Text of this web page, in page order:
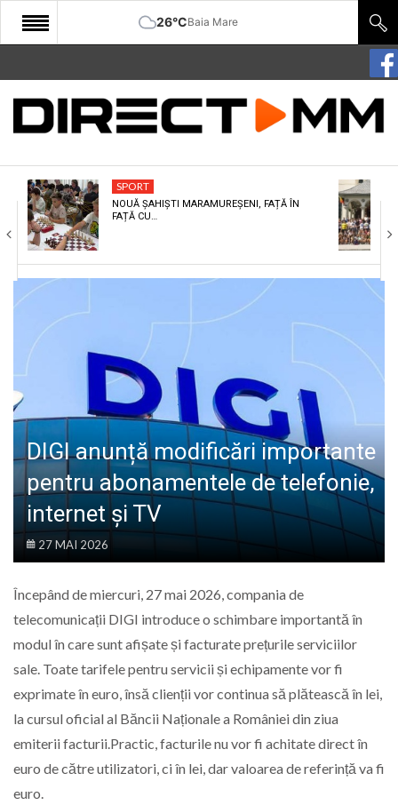
26°CBaia Mare
START
COMUNITATE
CULTURA
ECONOMIE
SANATATE
SPORT
NOUĂ ȘAHIȘTI MARAMUREȘENI, FAȚĂ ÎN
FAȚĂ CU…
DIGI anunță modificări importante
pentru abonamentele de telefonie,
internet și TV
27 MAI 2026
Începând de miercuri, 27 mai 2026, compania de
telecomunicații DIGI introduce o schimbare importantă în
modul în care sunt afișate și facturate prețurile serviciilor
sale. Toate tarifele pentru servicii și echipamente vor fi
exprimate în euro, însă clienții vor continua să plătească în lei,
la cursul oficial al Băncii Naționale a României din ziua
emiterii facturii.Practic, facturile nu vor fi achitate direct în
euro de către utilizatori, ci în lei, dar valoarea de referință va fi
euro.